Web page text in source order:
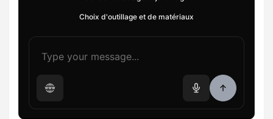
Choix d'outillage et de matériaux